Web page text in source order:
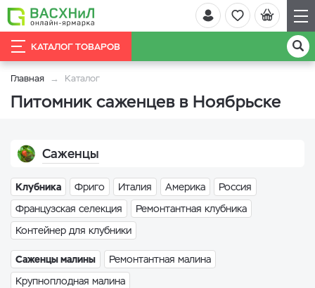
КАТАЛОГ ТОВАРОВ
Главная Каталог
Питомник саженцев в Ноябрьске
Саженцы
Клубника Фриго Италия Америка
Россия
Французская селекция
Ремонтантная клубника
Контейнер для клубники
Саженцы малины
Ремонтантная малина
Крупноплодная малина